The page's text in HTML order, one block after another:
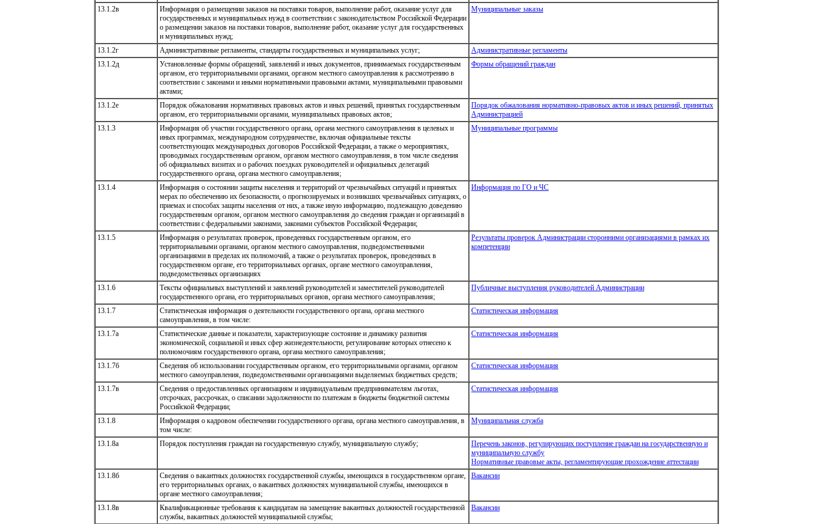
13.1.2в
Информация о размещении заказов на поставки товаров, выполнение работ, оказание услуг для
государственных и муниципальных нужд в соответствии с законодательством Российской Федерации
о размещении заказов на поставки товаров, выполнение работ, оказание услуг для государственных
и муниципальных нужд;
Муниципальные заказы
13.1.2г Административные регламенты, стандарты государственных и муниципальных услуг;
Административные регламенты
13.1.2д
Установленные формы обращений, заявлений и иных документов, принимаемых государственным
органом, его территориальными органами, органом местного самоуправления к рассмотрению в
соответствии с законами и иными нормативными правовыми актами, муниципальными правовыми
актами;
Формы обращений граждан
13.1.2е
Порядок обжалования нормативных правовых актов и иных решений, принятых государственным
органом, его территориальными органами, муниципальных правовых актов;
Порядок обжалования нормативно-правовых актов и иных решений, принятых
Администрацией
13.1.3
Информация об участии государственного органа, органа местного самоуправления в целевых и
иных программах, международном сотрудничестве, включая официальные тексты
соответствующих международных договоров Российской Федерации, а также о мероприятиях,
проводимых государственным органом, органом местного самоуправления, в том числе сведения
об официальных визитах и о рабочих поездках руководителей и официальных делегаций
государственного органа, органа местного самоуправления;
Муниципальные программы
13.1.4
Информация о состоянии защиты населения и территорий от чрезвычайных ситуаций и принятых
мерах по обеспечению их безопасности, о прогнозируемых и возникших чрезвычайных ситуациях, о
приемах и способах защиты населения от них, а также иную информацию, подлежащую доведению
государственным органом, органом местного самоуправления до сведения граждан и организаций в
соответствии с федеральными законами, законами субъектов Российской Федерации;
Информация по ГО и ЧС
13.1.5
Информация о результатах проверок, проведенных государственным органом, его
территориальными органами, органом местного самоуправления, подведомственными
организациями в пределах их полномочий, а также о результатах проверок, проведенных в
государственном органе, его территориальных органах, органе местного самоуправления,
подведомственных организациях
Результаты проверок Администрации сторонними организациями в рамках их
компетенции
13.1.6
Тексты официальных выступлений и заявлений руководителей и заместителей руководителей
государственного органа, его территориальных органов, органа местного самоуправления;
Публичные выступления руководителей Администрации
13.1.7
Статистическая информация о деятельности государственного органа, органа местного
самоуправления, в том числе:
Статистическая информация
13.1.7а
Статистические данные и показатели, характеризующие состояние и динамику развития
экономической, социальной и иных сфер жизнедеятельности, регулирование которых отнесено к
полномочиям государственного органа, органа местного самоуправления;
Статистическая информация
13.1.7б
Сведения об использовании государственным органом, его территориальными органами, органом
местного самоуправления, подведомственными организациями выделяемых бюджетных средств;
Статистическая информация
13.1.7в
Сведения о предоставленных организациям и индивидуальным предпринимателям льготах,
отсрочках, рассрочках, о списании задолженности по платежам в бюджеты бюджетной системы
Российской Федерации;
Статистическая информация
13.1.8
Информация о кадровом обеспечении государственного органа, органа местного самоуправления, в
том числе:
Муниципальная служба
13.1.8а Порядок поступления граждан на государственную службу, муниципальную службу;
Перечень законов, регулирующих поступление граждан на государственную и
муниципальную службу
Нормативные правовые акты, регламентирующие прохождение аттестации
13.1.8б
Сведения о вакантных должностях государственной службы, имеющихся в государственном органе,
его территориальных органах, о вакантных должностях муниципальной службы, имеющихся в
органе местного самоуправления;
Вакансии
13.1.8в
Квалификационные требования к кандидатам на замещение вакантных должностей государственной
службы, вакантных должностей муниципальной службы;
Вакансии